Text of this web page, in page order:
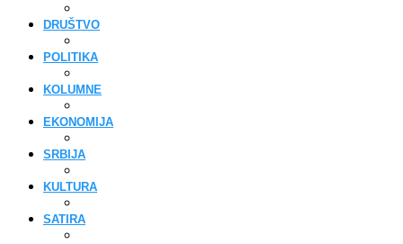
DRUŠTVO
POLITIKA
KOLUMNE
EKONOMIJA
SRBIJA
KULTURA
SATIRA